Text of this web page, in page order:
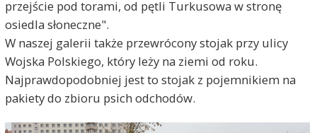
przejście pod torami, od pętli Turkusowa w stronę
osiedla słoneczne".
W naszej galerii także przewrócony stojak przy ulicy
Wojska Polskiego, który leży na ziemi od roku.
Najprawdopodobniej jest to stojak z pojemnikiem na
pakiety do zbioru psich odchodów.